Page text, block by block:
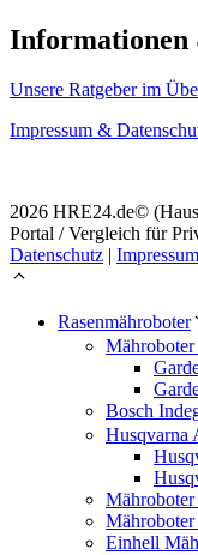
Informationen
Unsere Ratgeber im
Impressum &
2026 HRE24.de©
Portal / Vergleich für
Datenschutz | Impressum
Rasenmähroboter
Mähroboter
Bosch
Husqvarna
Einhell